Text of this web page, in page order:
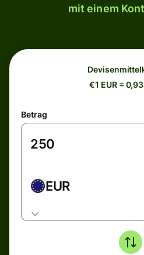
mit einem
€1 EUR =
Betrag
EUR